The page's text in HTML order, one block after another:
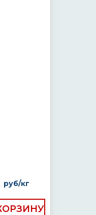
руб/кг